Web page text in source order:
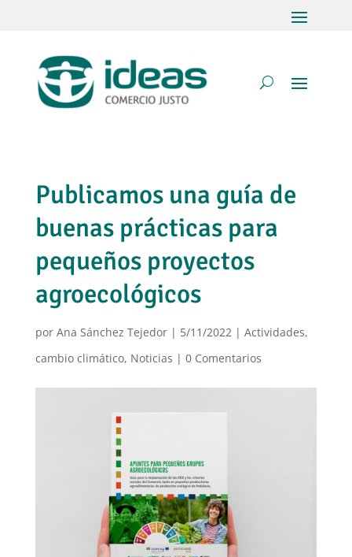
Publicamos una guía de
buenas prácticas para
pequeños proyectos
agroecológicos
por Ana Sánchez Tejedor| 5/11/2022 | Actividades,
cambio climático, Noticias | 0 Comentarios